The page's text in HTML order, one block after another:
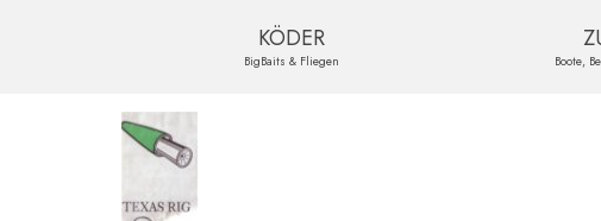
KÖDER
BigBaits & Fliegen Boote,